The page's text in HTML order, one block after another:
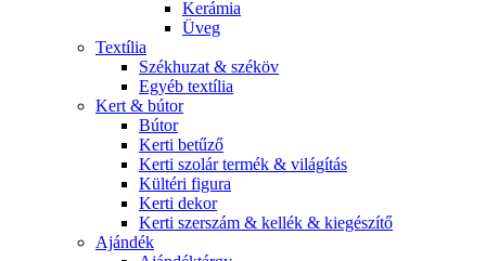
Kerámia
Üveg
Textília
Székhuzat & széköv
Egyéb textília
Kert & bútor
Bútor
Kerti betűző
Kerti szolár termék & világítás
Kültéri figura
Kerti dekor
Kerti szerszám & kellék & kiegészítő
Ajándék